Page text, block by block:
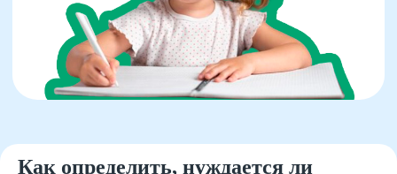
Как определить, нуждается ли